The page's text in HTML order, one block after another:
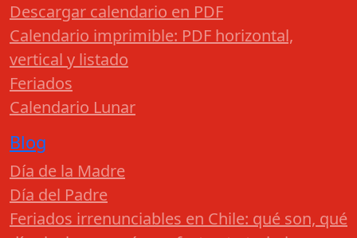
Descargar calendario en PDF
Calendario imprimible: PDF horizontal,
vertical y listado
Feriados
Calendario Lunar
Blog
Día de la Madre
Día del Padre
Feriados irrenunciables en Chile: qué son, qué